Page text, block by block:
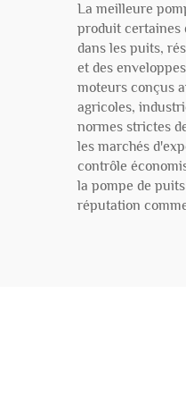
La meilleure
produit certaines
dans les puits,
et des
moteurs conçus
agricoles,
normes strictes
les marchés
contrôle
la pompe de
réputation